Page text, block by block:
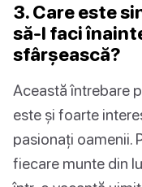
3. Care este
să-l faci
sfârșească?
Această întrebare
este și foarte
pasionați oamenii.
fiecare munte din